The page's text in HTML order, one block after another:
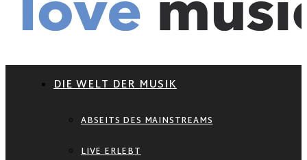
DIE WELT DER MUSIK
ABSEITS DES MAINSTREAMS
LIVE ERLEBT